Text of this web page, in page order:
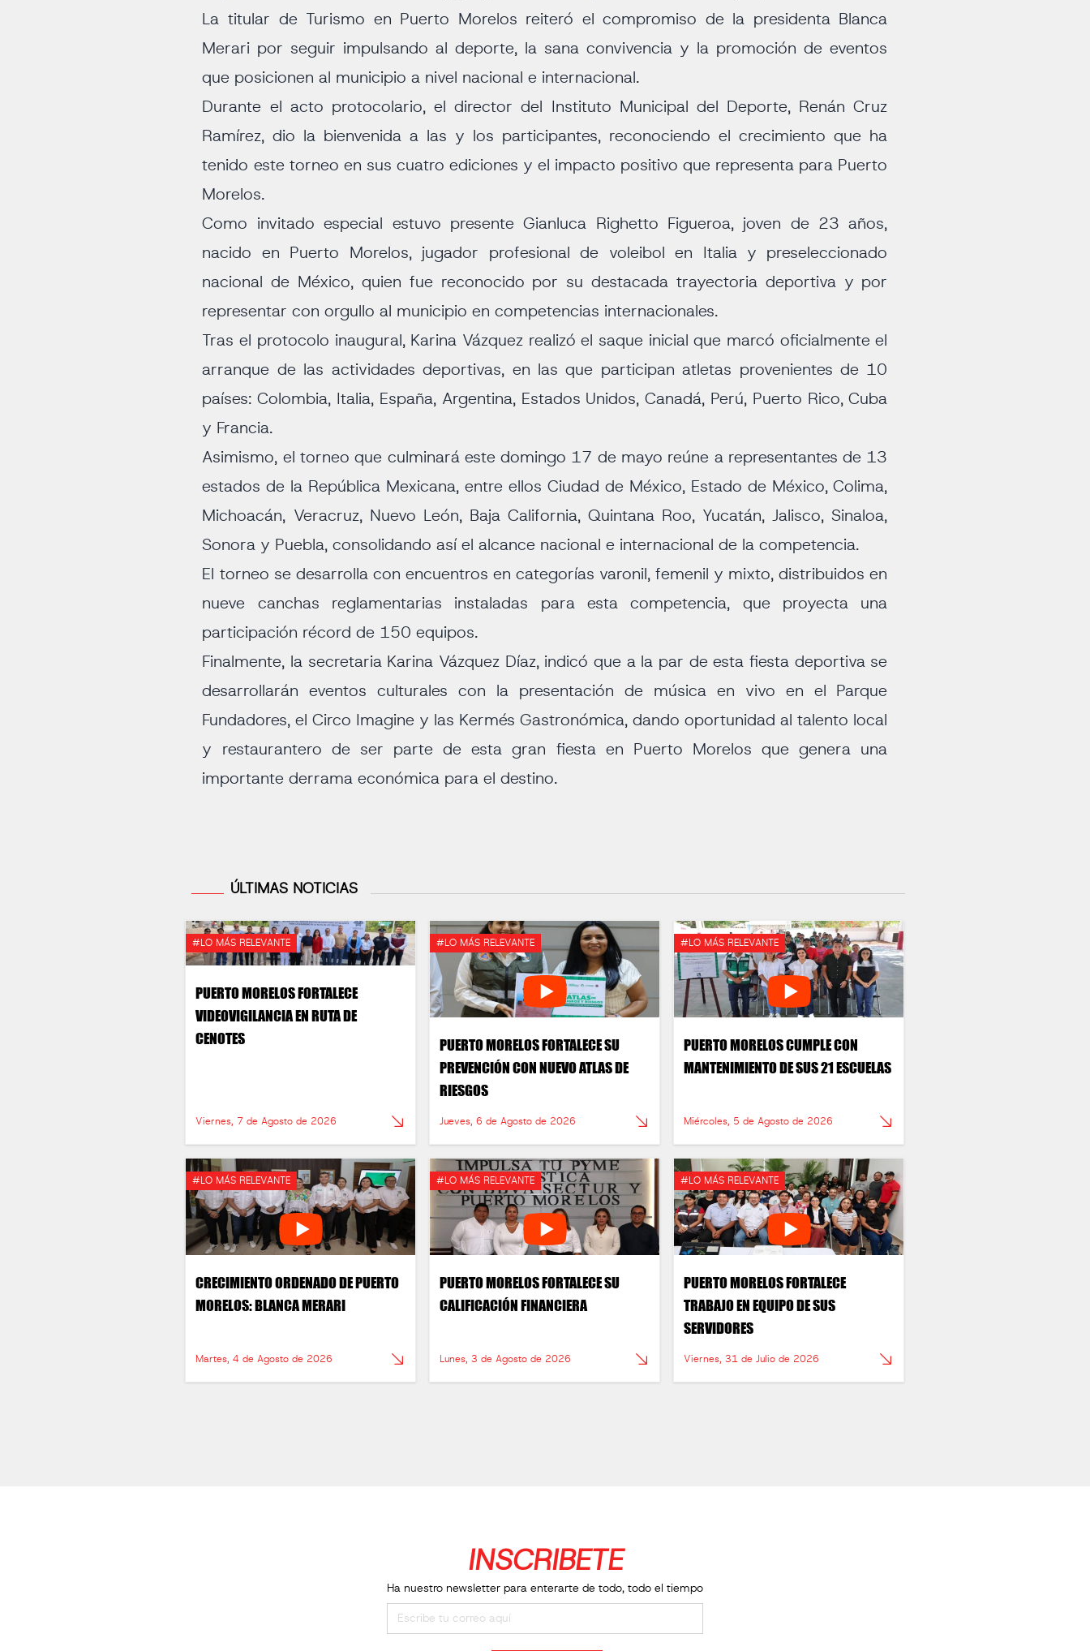
La titular de Turismo en Puerto Morelos reiteró el compromiso de la presidenta Blanca
Merari por seguir impulsando al deporte, la sana convivencia y la promoción de eventos
que posicionen al municipio a nivel nacional e internacional.
Durante el acto protocolario, el director del Instituto Municipal del Deporte, Renán Cruz
Ramírez, dio la bienvenida a las y los participantes, reconociendo el crecimiento que ha
tenido este torneo en sus cuatro ediciones y el impacto positivo que representa para Puerto
Morelos.
Como invitado especial estuvo presente Gianluca Righetto Figueroa, joven de 23 años,
nacido en Puerto Morelos, jugador profesional de voleibol en Italia y preseleccionado
nacional de México, quien fue reconocido por su destacada trayectoria deportiva y por
representar con orgullo al municipio en competencias internacionales.
Tras el protocolo inaugural, Karina Vázquez realizó el saque inicial que marcó oficialmente el
arranque de las actividades deportivas, en las que participan atletas provenientes de 10
países: Colombia, Italia, España, Argentina, Estados Unidos, Canadá, Perú, Puerto Rico, Cuba
y Francia.
Asimismo, el torneo que culminará este domingo 17 de mayo reúne a representantes de 13
estados de la República Mexicana, entre ellos Ciudad de México, Estado de México, Colima,
Michoacán, Veracruz, Nuevo León, Baja California, Quintana Roo, Yucatán, Jalisco, Sinaloa,
Sonora y Puebla, consolidando así el alcance nacional e internacional de la competencia.
El torneo se desarrolla con encuentros en categorías varonil, femenil y mixto, distribuidos en
nueve canchas reglamentarias instaladas para esta competencia, que proyecta una
participación récord de 150 equipos.
Finalmente, la secretaria Karina Vázquez Díaz, indicó que a la par de esta fiesta deportiva se
desarrollarán eventos culturales con la presentación de música en vivo en el Parque
Fundadores, el Circo Imagine y las Kermés Gastronómica, dando oportunidad al talento local
y restaurantero de ser parte de esta gran fiesta en Puerto Morelos que genera una
importante derrama económica para el destino.
ÚLTIMAS NOTICIAS
#LO MÁS RELEVANTE
PUERTO MORELOS FORTALECE
VIDEOVIGILANCIA EN RUTA DE
CENOTES
Viernes, 7 de Agosto de 2026
#LO MÁS RELEVANTE
PUERTO MORELOS FORTALECE SU
PREVENCIÓN CON NUEVO ATLAS DE
RIESGOS
Jueves, 6 de Agosto de 2026
#LO MÁS RELEVANTE
PUERTO MORELOS CUMPLE CON
MANTENIMIENTO DE SUS 21 ESCUELAS
Miércoles, 5 de Agosto de 2026
#LO MÁS RELEVANTE
CRECIMIENTO ORDENADO DE PUERTO
MORELOS: BLANCA MERARI
Martes, 4 de Agosto de 2026
#LO MÁS RELEVANTE
PUERTO MORELOS FORTALECE SU
CALIFICACIÓN FINANCIERA
Lunes, 3 de Agosto de 2026
#LO MÁS RELEVANTE
PUERTO MORELOS FORTALECE
TRABAJO EN EQUIPO DE SUS
SERVIDORES
Viernes, 31 de Julio de 2026
INSCRIBETE
Ha nuestro newsletter para enterarte de todo, todo el tiempo